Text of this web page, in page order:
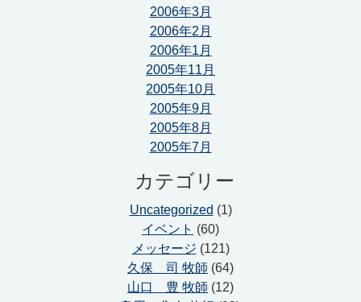
2006年3月
2006年2月
2006年1月
2005年11月
2005年10月
2005年9月
2005年8月
2005年7月
カテゴリー
Uncategorized (1)
イベント (60)
メッセージ (121)
久保 司 牧師 (64)
山口 豊 牧師 (12)